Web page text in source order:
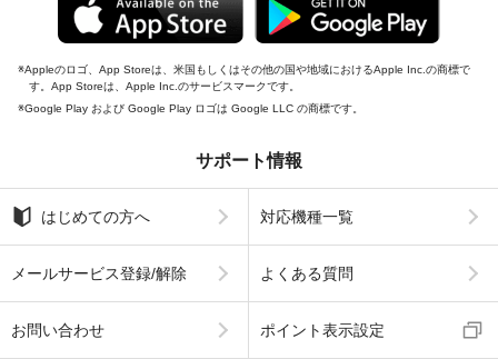
Appleのロゴ、App Storeは、米国もしくはその他の国や地域におけるApple Inc.の商標で
す。App Storeは、Apple Inc.のサービスマークです。
Google Play および Google Play ロゴは Google LLC の商標です。
サポート情報
はじめての方へ 対応機種一覧
メールサービス登録/解除 よくある質問
お問い合わせ ポイント表示設定